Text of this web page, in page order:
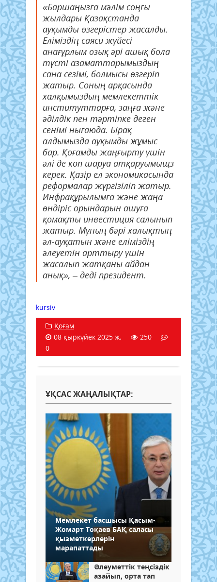
«Баршаңызға мәлім соңғы
жылдары Қазақстанда
ауқымды өзгерістер жасалды.
Еліміздің саяси жүйесі
анағұрлым озық әрі ашық бола
түсті азаматтарымыздың
сана сезімі, болмысы өзгеріп
жатыр. Соның арқасында
халқымыздың мемлекеттік
институттарға, заңға және
әділдік пен тәртіпке деген
сенімі нығаюда. Бірақ
алдымызда ауқымды жұмыс
бар. Қоғамды жаңғырту үшін
әлі де көп шаруа атқаруымыщз
керек. Қазір ел экономикасында
реформалар жүргізіліп жатыр.
Инфрақұрылымға және жаңа
өндіріс орындарын ашуға
қомақты инвестиция салынып
жатыр. Мұның бәрі халықтың
әл-ауқатын және еліміздің
әлеуетін арттыру үшін
жасалып жатқаны айдан
анық», – деді президент.
kursiv
Қоғам
08 қыркүйек 2025 ж.
250
0
ҰҚСАС ЖАҢАЛЫҚТАР:
Мемлекет басшысы Қасым-
Жомарт Тоқаев БАҚ саласы
қызметкерлерін
марапаттады
Әлеуметтік теңсіздік
азайып, орта тап